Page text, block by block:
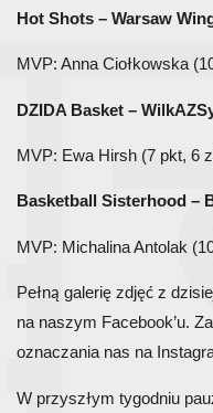
Hot Shots – Warsaw
MVP: Anna Ciołkowska
DZIDA Basket –
MVP: Ewa Hirsh (7 pkt, 6
Basketball Sisterhood –
MVP: Michalina Antolak
Pełną galerię zdjęć z
na naszym Facebook’u.
oznaczania nas na
W przyszłym tygodniu